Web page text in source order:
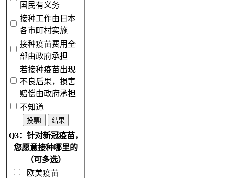
国民有义务
接种工作由日本
各市町村实施
接种疫苗费用全
部由政府承担
若接种疫苗出现
不良后果，损害
赔偿由政府承担
不知道
Q3：针对新冠疫苗，
您愿意接种哪里的
（可多选）
欧美疫苗